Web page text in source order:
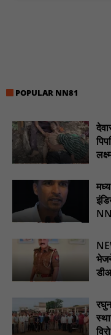
: NN81
मैनपुरी की घटना ने झकझोर
दुर्गुकोंदल में स्वास्थ्य सेवाओं
प्रमुख मांग : NN81
हर घर तक स्वच्छ पेयजल
ओमप्रकाश धुर्वे : NN81
चार माह से मानदेय लंबित:
POPULAR NN81